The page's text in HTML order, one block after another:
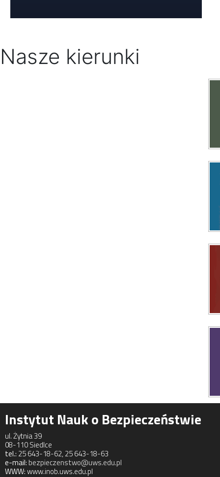
Nasze kierunki
Instytut Nauk o Bezpieczeństwie
ul. Żytnia 39
08-110 Siedlce
tel.: 25 643-18-62, 25 643-18-63
e-mail:bezpieczenstwo@uws.edu.pl
WWW:www.inob.uws.edu.pl